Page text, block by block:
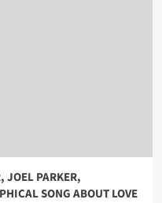
JOEL PARKER,
SONG ABOUT LOVE